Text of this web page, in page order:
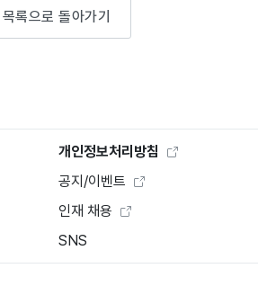
목록으로 돌아가기
개인정보처리방침
공지/이벤트
인재 채용
SNS